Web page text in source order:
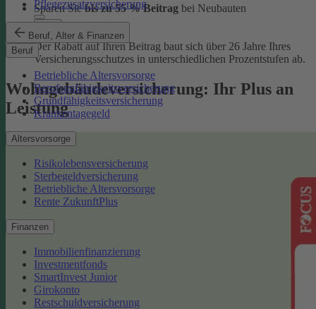
Pflegezusatzversicherung
Beruf, Alter & Finanzen
Beruf
Betriebliche Altersvorsorge
Berufsunfähigkeitsversicherung
Grundfähigkeitsversicherung
Krankentagegeld
Altersvorsorge
Risikolebensversicherung
Sterbegeldversicherung
Betriebliche Altersvorsorge
Rente ZukunftPlus
Finanzen
Immobilienfinanzierung
Investmentfonds
SmartInvest Junior
Girokonto
Restschuldversicherung
Sparen Siebis zu 55 % Beitrag bei Neubauten
Der Rabatt auf Ihren Beitrag baut sich über 26 Jahre Ihres
Versicherungsschutzes in unterschiedlichen Prozentstufen ab.
Wohngebäudeversicherung: Ihr Plus an
Leistung